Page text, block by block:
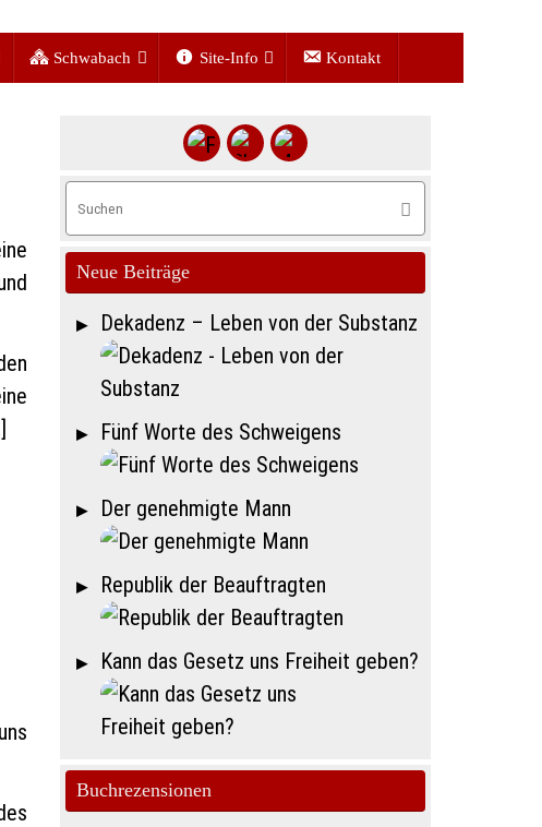
Schwabach Site-Info Kontakt
nach:
Suchen
Neue Beiträge
Dekadenz – Leben von der Substanz
Fünf Worte des Schweigens
Der genehmigte Mann
Republik der Beauftragten
Kann das Gesetz uns Freiheit geben?
Buchrezensionen